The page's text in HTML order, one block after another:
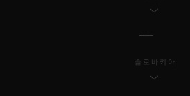
슬로바키아